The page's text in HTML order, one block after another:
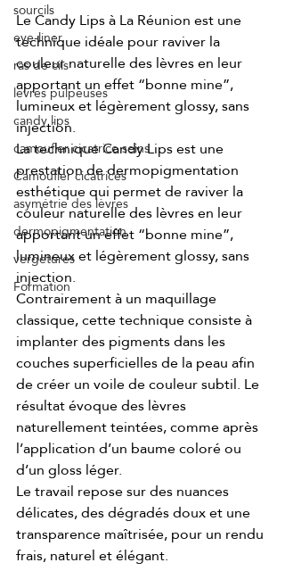
sourcils
eye-liner
ras de cils
lèvres pulpeuses
candy lips
camoufler cicatrice seins
Camoufler cicatrices
asymétrie des lèvres
dermopigmentation
vergetures
Formation
Le Candy Lips à La Réunion est une
technique idéale pour raviver la
couleur naturelle des lèvres en leur
apportant un effet “bonne mine”,
lumineux et légèrement glossy, sans
injection.
La technique Candy Lips est une
prestation de dermopigmentation
esthétique qui permet de raviver la
couleur naturelle des lèvres en leur
apportant un effet “bonne mine”,
lumineux et légèrement glossy, sans
injection.
Contrairement à un maquillage
classique, cette technique consiste à
implanter des pigments dans les
couches superficielles de la peau afin
de créer un voile de couleur subtil. Le
résultat évoque des lèvres
naturellement teintées, comme après
l’application d’un baume coloré ou
d’un gloss léger.
Le travail repose sur des nuances
délicates, des dégradés doux et une
transparence maîtrisée, pour un rendu
frais, naturel et élégant.